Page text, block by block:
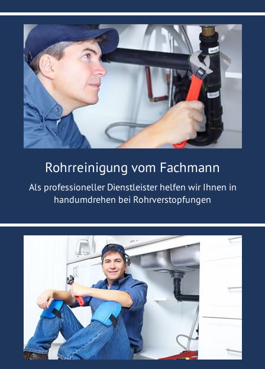
Rohrreinigung vom Fachmann
Als professioneller Dienstleister helfen wir Ihnen in
handumdrehen bei Rohrverstopfungen